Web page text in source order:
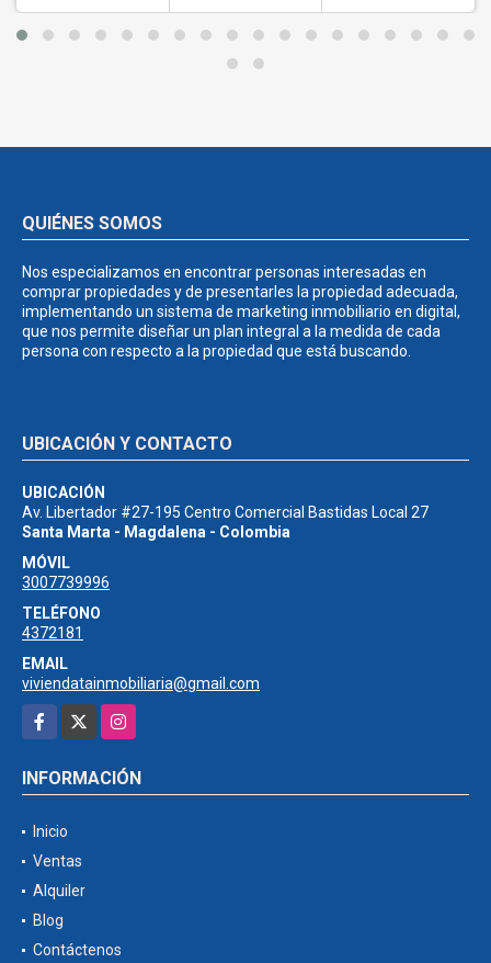
QUIÉNES SOMOS
Nos especializamos en encontrar personas interesadas en
comprar propiedades y de presentarles la propiedad adecuada,
implementando un sistema de marketing inmobiliario en digital,
que nos permite diseñar un plan integral a la medida de cada
persona con respecto a la propiedad que está buscando.
UBICACIÓN Y CONTACTO
UBICACIÓN
Av. Libertador #27-195 Centro Comercial Bastidas Local 27
Santa Marta - Magdalena - Colombia
MÓVIL
3007739996
TELÉFONO
4372181
EMAIL
viviendatainmobiliaria@gmail.com
Facebook
Instagram
INFORMACIÓN
Inicio
Ventas
Alquiler
Blog
Contáctenos